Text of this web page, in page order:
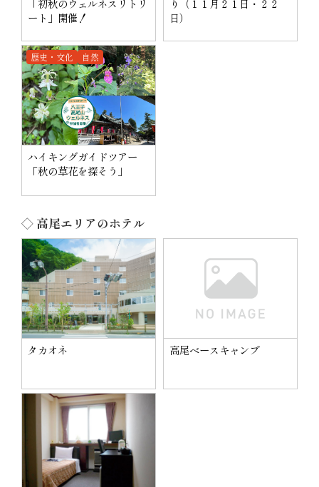
「初秋のウェルネスリトリ
ート」開催！
り（１１月２１日・２２
日）
歴史・文化 自然
ハイキングガイドツアー
「秋の草花を探そう」
◇ 高尾エリアのホテル
タカオネ 高尾ベースキャンプ